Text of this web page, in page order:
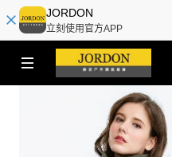
JORDON
立刻使用官方APP